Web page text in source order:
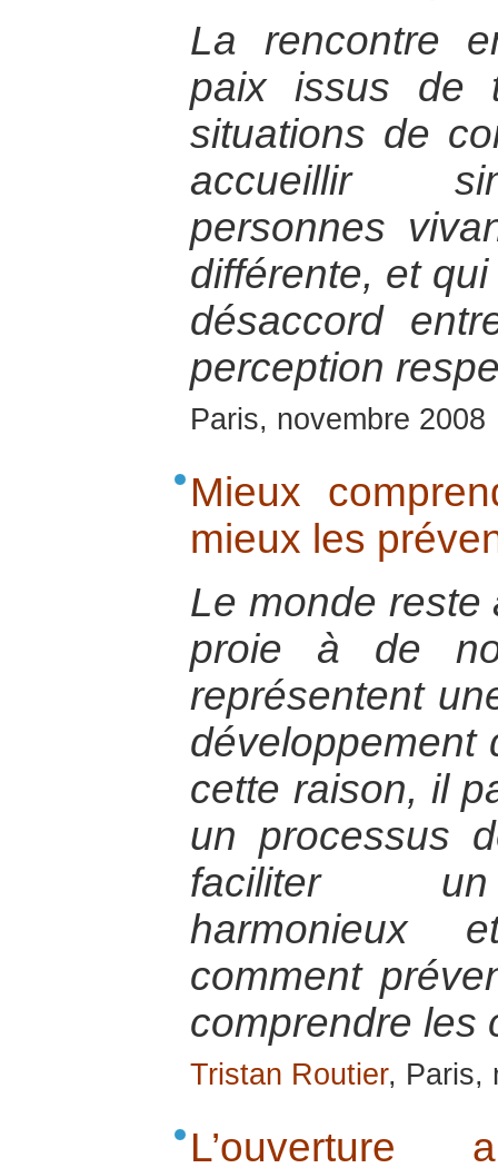
La rencontre
paix issus de
situations de
accueillir
personnes
différente, et
désaccord
perception
Paris, novembre 2008
Mieux
mieux les
Le monde reste
proie à de
représentent
développement
cette raison, il
un processus
faciliter un
harmonieux
comment
comprendre les
Tristan Routier, Paris,